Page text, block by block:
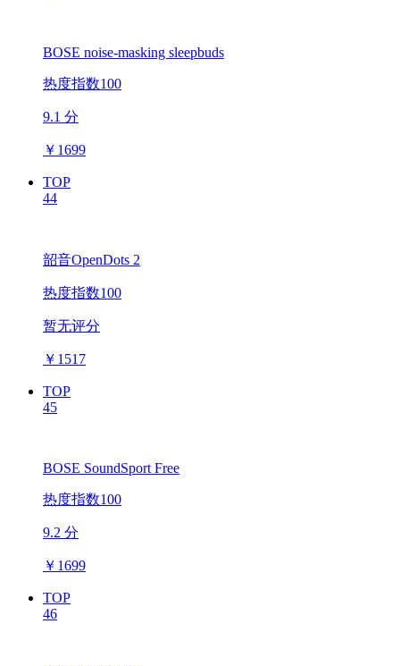
BOSE noise-masking sleepbuds
热度指数100
9.1 分
￥ 1699
TOP
44
韶音OpenDots 2
热度指数100
暂无评分
￥ 1517
TOP
45
BOSE SoundSport Free
热度指数100
9.2 分
￥ 1699
TOP
46